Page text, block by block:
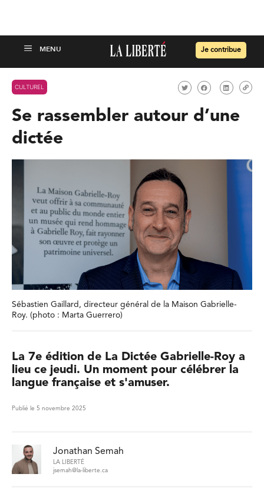
Je contribue
CULTUREL
Se rassembler autour d’une
dictée
Sébastien Gaillard, directeur général de la Maison Gabrielle-
Roy. (photo : Marta Guerrero)
La 7e édition de La Dictée Gabrielle-Roy a
lieu ce jeudi. Un moment pour célébrer la
langue française et s'amuser.
Publié le 5 novembre 2025
Jonathan Semah
LA LIBERTÉ
jsemah@la-liberte.ca